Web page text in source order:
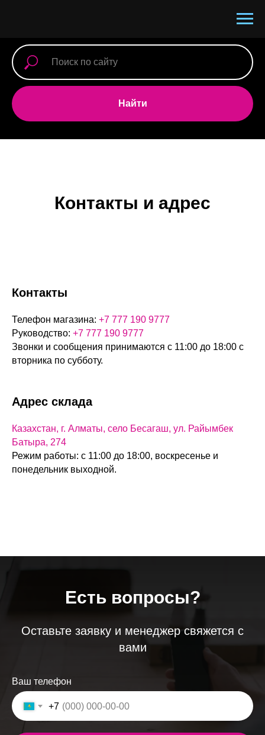
Найти
Контакты и адрес
Контакты
Телефон магазина: +7 777 190 9777
Руководство: +7 777 190 9777
Звонки и сообщения принимаются с 11:00 до 18:00 с
вторника по субботу.
Адрес склада
Казахстан, г. Алматы, село Бесагаш, ул. Райымбек
Батыра, 274
Режим работы: с 11:00 до 18:00, воскресенье и
понедельник выходной.
Есть вопросы?
Оставьте заявку и менеджер свяжется с
вами
Ваш телефон
+7